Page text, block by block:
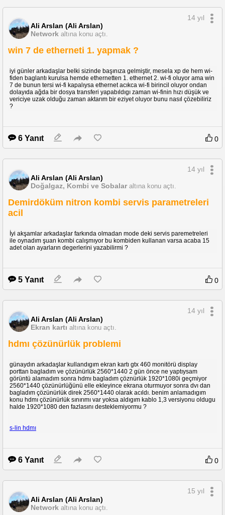
Ali Arslan (Ali Arslan)
Network altına konu açtı.
14 yıl
win 7 de etherneti 1. yapmak ?
iyi günler arkadaşlar belki sizinde başınıza gelmiştir, mesela xp de hem wi-
fiden baglantı kurulsa hemde ethernetten 1. ethernet 2. wi-fi oluyor ama win
7 de bunun tersi wi-fi kapalıysa ethernet acıkca wi-fi birincil oluyor ondan
dolayıda ağda bir dosya transferi yapabıldıgı zaman wi-finin hızı düşük ve
vericiye uzak olduğu zaman aktarım bir eziyet oluyor bunu nasıl çözebiliriz
?
6 Yanıt 0
Ali Arslan (Ali Arslan)
Doğalgaz, Kombi ve Sobalar altına konu açtı.
14 yıl
Demirdöküm nitron kombi servis parametreleri
acil
İyi akşamlar arkadaşlar farkında olmadan mode deki servis paremetreleri
ile oynadım şuan kombi calışmıyor bu kombiden kullanan varsa acaba 15
adet olan ayarların degerlerini yazabilirmi ?
5 Yanıt 0
Ali Arslan (Ali Arslan)
Ekran kartı altına konu açtı.
14 yıl
hdmı çözünürlük problemi
günaydın arkadaşlar kullandıgım ekran kartı gtx 460 monitörü display
porttan bagladım ve çözünürlük 2560*1440 2 gün önce ne yaptıysam
görüntü alamadım sonra hdmı bagladım çöznürlük 1920*1080i geçmiyor
2560*1440 çözünürlüğünü elle ekleyince ekrana oturmuyor sonra dvı dan
bagladım çözünürlük direk 2560*1440 olarak acıldı. benim anlamadıgım
konu hdmı çözünürlük sınırımı var yoksa aldıgım kablo 1,3 versiyonu oldugu
halde 1920*1080 den fazlasını desteklemiyormu ?
s-lin hdmı
6 Yanıt 0
Ali Arslan (Ali Arslan)
Network altına konu açtı.
15 yıl